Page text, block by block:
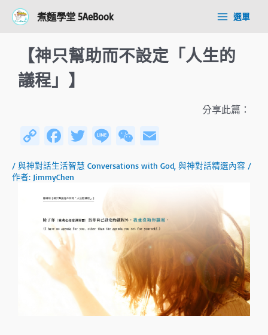
煮麵學堂 5AeBook
Main選單
【神只幫助而不設定「人生的
議程」】
分享此篇：
C
py
Li
n
k
Fa
b
o
ok
T
tt
er
Li
e
W
C
at
ail
/ 與神對話生活智慧 Conversations with God 與神對話精選內容 /
作者: JimmyChen
navigation